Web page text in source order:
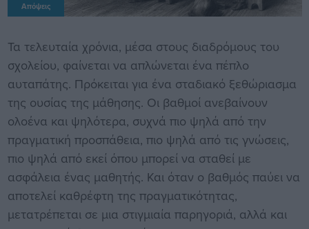
Απόψεις
Τα τελευταία χρόνια, μέσα στους διαδρόμους του
σχολείου, φαίνεται να απλώνεται ένα πέπλο
αυταπάτης. Πρόκειται για ένα σταδιακό ξεθώριασμα
της ουσίας της μάθησης. Οι βαθμοί ανεβαίνουν
ολοένα και ψηλότερα, συχνά πιο ψηλά από την
πραγματική προσπάθεια, πιο ψηλά από τις γνώσεις,
πιο ψηλά από εκεί όπου μπορεί να σταθεί με
ασφάλεια ένας μαθητής. Και όταν ο βαθμός παύει να
αποτελεί καθρέφτη της πραγματικότητας,
μετατρέπεται σε μια στιγμιαία παρηγοριά, αλλά και